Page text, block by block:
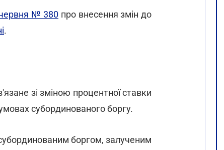
№ 380 про внесення змін до
.
зі зміною процентної ставки
субординованого боргу.
боргом, залученим